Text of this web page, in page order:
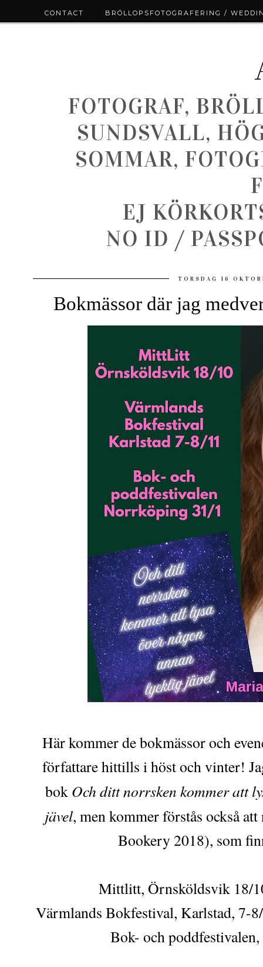
FOTOGRAF,
SUNDSVALL,
SOMMAR,
EJ
NO ID /
TORSDAG 16
Bokmässor där jag
Här kommer de bokmässor och
författare hittills i höst och vinter!
bok Och ditt norrsken kommer att
jävel, men kommer förstås också
Bookery 2018), som
Mittlitt, Örnsköldsvik 18/
Värmlands Bokfestival, Karlstad, 7-
Bok- och
CONTACT BRÖLLOPSFOTOGRAFERING /